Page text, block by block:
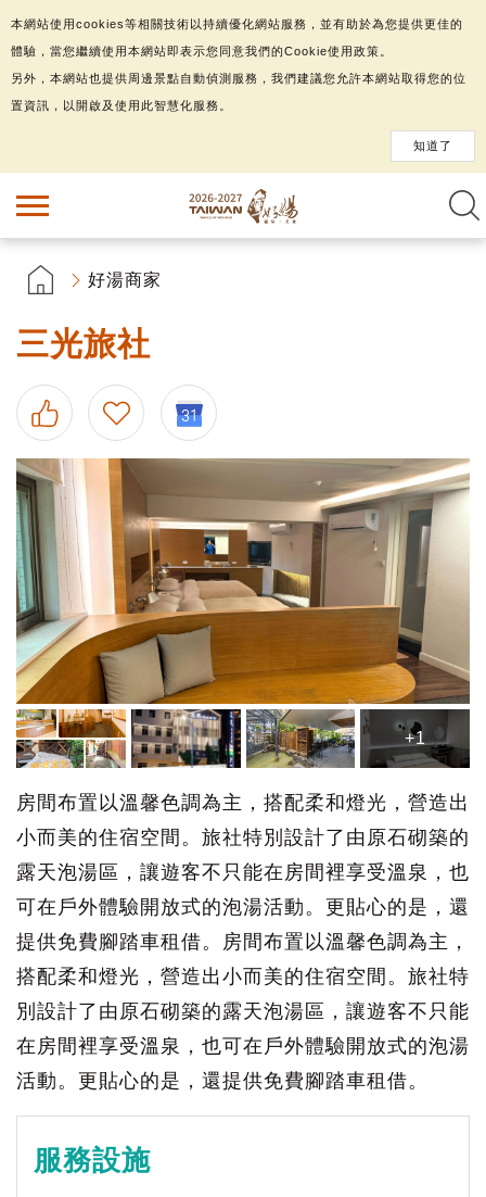
好湯商家
三光旅社
+1
房間布置以溫馨色調為主，搭配柔和燈光，營造出
小而美的住宿空間。旅社特別設計了由原石砌築的
露天泡湯區，讓遊客不只能在房間裡享受溫泉，也
可在戶外體驗開放式的泡湯活動。更貼心的是，還
提供免費腳踏車租借。房間布置以溫馨色調為主，
搭配柔和燈光，營造出小而美的住宿空間。旅社特
別設計了由原石砌築的露天泡湯區，讓遊客不只能
在房間裡享受溫泉，也可在戶外體驗開放式的泡湯
活動。更貼心的是，還提供免費腳踏車租借。
服務設施
本網站使用cookies等相關技術以持續優化網站服務，並有助於為您提供更佳的
體驗，當您繼續使用本網站即表示您同意我們的Cookie使用政策。
另外，本網站也提供周邊景點自動偵測服務，我們建議您允許本網站取得您的位
置資訊，以開啟及使用此智慧化服務。
知道了